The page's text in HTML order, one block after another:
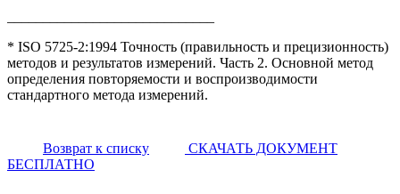
* ISO 5725-2:1994 Точность (правильность и прецизионность)
методов и результатов измерений. Часть 2. Основной метод
определения повторяемости и воспроизводимости
стандартного метода измерений.
Возврат к списку
СКАЧАТЬ ДОКУМЕНТ
БЕСПЛАТНО